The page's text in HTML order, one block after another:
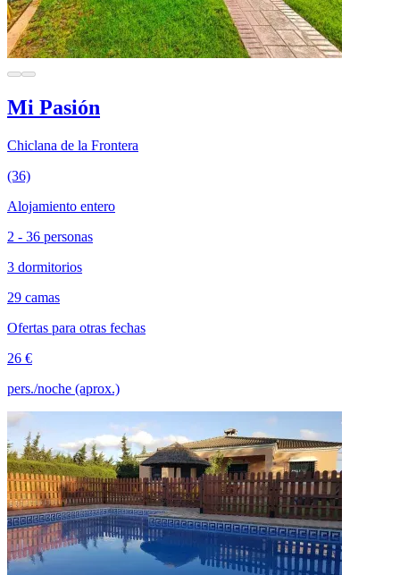
Mi Pasión
Chiclana de la Frontera
(36)
Alojamiento entero
2 - 36 personas
3 dormitorios
29 camas
Ofertas para otras fechas
26 €
pers./noche (aprox.)